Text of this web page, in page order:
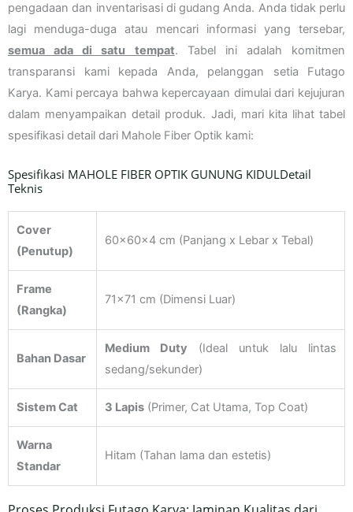
pengadaan dan inventarisasi di gudang Anda. Anda tidak perlu
lagi menduga-duga atau mencari informasi yang tersebar,
semua ada di satu tempat. Tabel ini adalah komitmen
transparansi kami kepada Anda, pelanggan setia Futago
Karya. Kami percaya bahwa kepercayaan dimulai dari kejujuran
dalam menyampaikan detail produk. Jadi, mari kita lihat tabel
spesifikasi detail dari Mahole Fiber Optik kami:
Spesifikasi MAHOLE FIBER OPTIK GUNUNG KIDULDetail
Teknis
Cover
(Penutup)
60x60x4 cm (Panjang x Lebar x Tebal)
Frame
(Rangka)
71×71 cm (Dimensi Luar)
Bahan Dasar
Medium Duty (Ideal untuk lalu lintas
sedang/sekunder)
Sistem Cat 3 Lapis (Primer, Cat Utama, Top Coat)
Warna
Standar
Hitam (Tahan lama dan estetis)